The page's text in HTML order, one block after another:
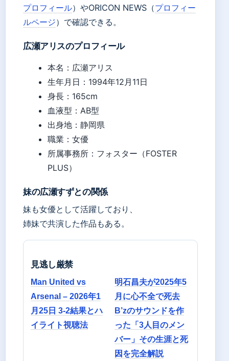
プロフィール）やORICON NEWS（プロフィー
ルページ）で確認できる。
広瀬アリスのプロフィール
本名：広瀬アリス
生年月日：1994年12月11日
身長：165cm
血液型：AB型
出身地：静岡県
職業：女優
所属事務所：フォスター（FOSTER
PLUS）
妹の広瀬すずとの関係
妹も女優として活躍しており、
姉妹で共演した作品もある。
見逃し厳禁
Man United vs
Arsenal – 2026年1
月25日 3-2結果とハ
イライト視聴法
明石昌夫が2025年5
月に心不全で死去
B’zのサウンドを作
った「3人目のメン
バー」その生涯と死
因を完全解説